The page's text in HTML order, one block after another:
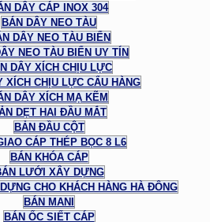
DÂY CÁP INOX 304
BÁN DÂY NEO TÀU
DÂY NEO TÀU BIỂN
NEO TÀU BIỂN UY TÍN
DÂY XÍCH CHỊU LỰC
XÍCH CHỊU LỰC CẨU HÀNG
DÂY XÍCH MẠ KẼM
DẸT HAI ĐẦU MẮT
BẢN ĐẦU CỘT
CÁP THÉP BỌC 8 L6
BÁN KHÓA CÁP
LƯỚI XÂY DỰNG
CHO KHÁCH HÀNG HÀ ĐÔNG
BÁN MANI
BÁN ỐC SIẾT CÁP